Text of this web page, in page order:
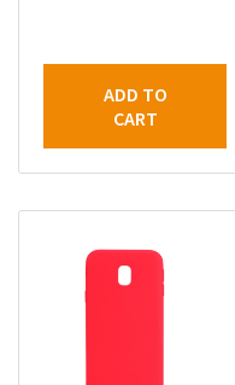
ADD TO
CART